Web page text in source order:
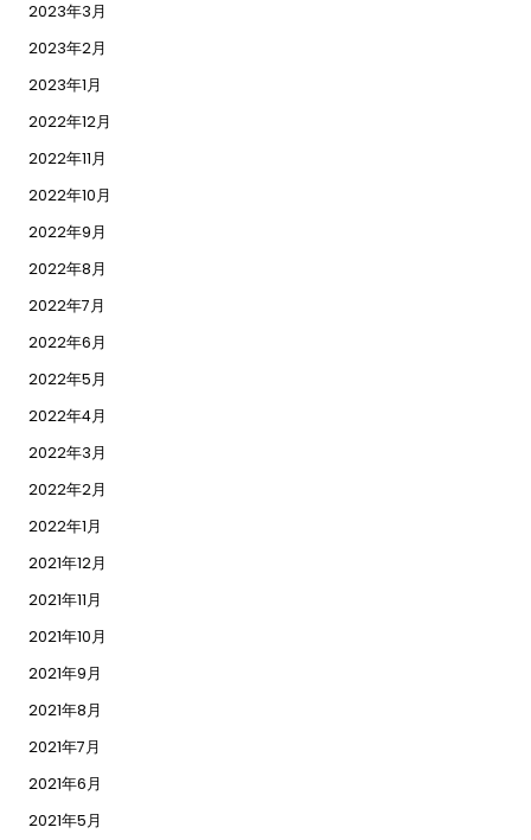
2023年3月
2023年2月
2023年1月
2022年12月
2022年11月
2022年10月
2022年9月
2022年8月
2022年7月
2022年6月
2022年5月
2022年4月
2022年3月
2022年2月
2022年1月
2021年12月
2021年11月
2021年10月
2021年9月
2021年8月
2021年7月
2021年6月
2021年5月